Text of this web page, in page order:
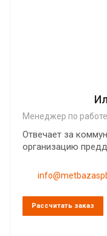
Менеджер по
Отвечает за
организацию
Рассчитать заказ